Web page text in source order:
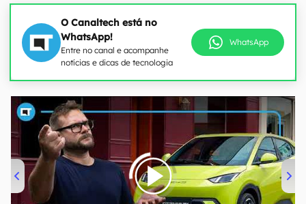
O Canaltech está no
WhatsApp!
Entre no canal e acompanhe
notícias e dicas de tecnologia
WhatsApp